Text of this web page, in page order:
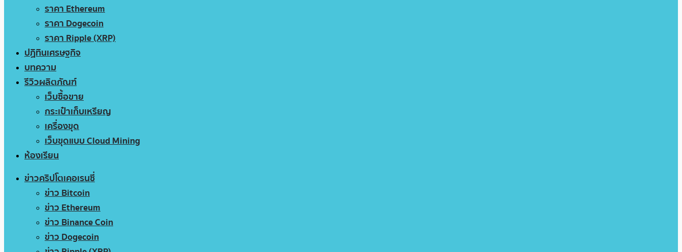
ราคา Ethereum
ราคา Dogecoin
ราคา Ripple (XRP)
ปฏิทินเศรษฐกิจ
บทความ
รีวิวผลิตภัณฑ์
เว็บซื้อขาย
กระเป๋าเก็บเหรียญ
เครื่องขุด
เว็บขุดแบบ Cloud Mining
ห้องเรียน
ข่าวคริปโตเคอเรนซี่
ข่าว Bitcoin
ข่าว Ethereum
ข่าว Binance Coin
ข่าว Dogecoin